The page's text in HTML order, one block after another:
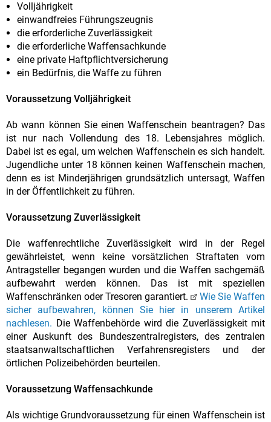
Volljährigkeit
einwandfreies Führungszeugnis
die erforderliche Zuverlässigkeit
die erforderliche Waffensachkunde
eine private Haftpflichtversicherung
ein Bedürfnis, die Waffe zu führen
Voraussetzung Volljährigkeit
Ab wann können Sie einen Waffenschein beantragen? Das
ist nur nach Vollendung des 18. Lebensjahres möglich.
Dabei ist es egal, um welchen Waffenschein es sich handelt.
Jugendliche unter 18 können keinen Waffenschein machen,
denn es ist Minderjährigen grundsätzlich untersagt, Waffen
in der Öffentlichkeit zu führen.
Voraussetzung Zuverlässigkeit
Die waffenrechtliche Zuverlässigkeit wird in der Regel
gewährleistet, wenn keine vorsätzlichen Straftaten vom
Antragsteller begangen wurden und die Waffen sachgemäß
aufbewahrt werden können. Das ist mit speziellen
Waffenschränken oder Tresoren garantiert.
Wie Sie Waffen
sicher aufbewahren, können Sie hier in unserem Artikel
nachlesen. Die Waffenbehörde wird die Zuverlässigkeit mit
einer Auskunft des Bundeszentralregisters, des zentralen
staatsanwaltschaftlichen Verfahrensregisters und der
örtlichen Polizeibehörden beurteilen.
Voraussetzung Waffensachkunde
Als wichtige Grundvoraussetzung für einen Waffenschein ist